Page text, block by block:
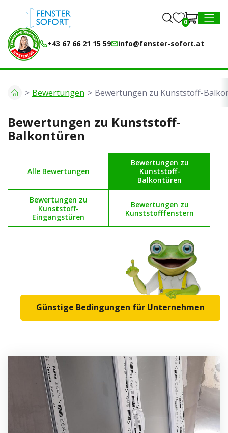
MENU
+43 67 66 21 15 59 info@fenster-sofort.at
0
Bewertungen Bewertungen zu Kunststoff-
Bewertungen zu Kunststoff-
Balkontüren
Alle Bewertungen
Bewertungen zu
Kunststoff-
Balkontüren
Bewertungen zu
Kunststoff-
Eingangstüren
Bewertungen zu
Kunststofffenstern
Günstige Bedingungen für Unternehmen